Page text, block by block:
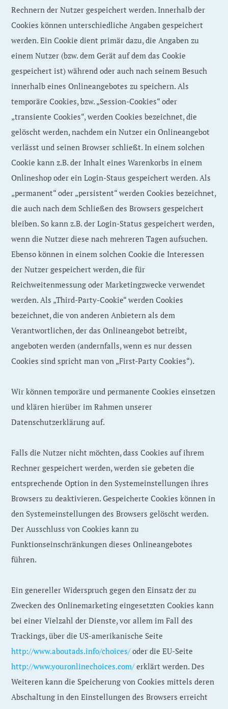
Rechnern der Nutzer gespeichert werden. Innerhalb der
Cookies können unterschiedliche Angaben gespeichert
werden. Ein Cookie dient primär dazu, die Angaben zu
einem Nutzer (bzw. dem Gerät auf dem das Cookie
gespeichert ist) während oder auch nach seinem Besuch
innerhalb eines Onlineangebotes zu speichern. Als
temporäre Cookies, bzw. „Session-Cookies“ oder
„transiente Cookies“, werden Cookies bezeichnet, die
gelöscht werden, nachdem ein Nutzer ein Onlineangebot
verlässt und seinen Browser schließt. In einem solchen
Cookie kann z.B. der Inhalt eines Warenkorbs in einem
Onlineshop oder ein Login-Staus gespeichert werden. Als
„permanent“ oder „persistent“ werden Cookies bezeichnet,
die auch nach dem Schließen des Browsers gespeichert
bleiben. So kann z.B. der Login-Status gespeichert werden,
wenn die Nutzer diese nach mehreren Tagen aufsuchen.
Ebenso können in einem solchen Cookie die Interessen
der Nutzer gespeichert werden, die für
Reichweitenmessung oder Marketingzwecke verwendet
werden. Als „Third-Party-Cookie“ werden Cookies
bezeichnet, die von anderen Anbietern als dem
Verantwortlichen, der das Onlineangebot betreibt,
angeboten werden (andernfalls, wenn es nur dessen
Cookies sind spricht man von „First-Party Cookies“).
Wir können temporäre und permanente Cookies einsetzen
und klären hierüber im Rahmen unserer
Datenschutzerklärung auf.
Falls die Nutzer nicht möchten, dass Cookies auf ihrem
Rechner gespeichert werden, werden sie gebeten die
entsprechende Option in den Systemeinstellungen ihres
Browsers zu deaktivieren. Gespeicherte Cookies können in
den Systemeinstellungen des Browsers gelöscht werden.
Der Ausschluss von Cookies kann zu
Funktionseinschränkungen dieses Onlineangebotes
führen.
Ein genereller Widerspruch gegen den Einsatz der zu
Zwecken des Onlinemarketing eingesetzten Cookies kann
bei einer Vielzahl der Dienste, vor allem im Fall des
Trackings, über die US-amerikanische Seite
http://www.aboutads.info/choices/oder die EU-Seite
http://www.youronlinechoices.com/erklärt werden. Des
Weiteren kann die Speicherung von Cookies mittels deren
Abschaltung in den Einstellungen des Browsers erreicht